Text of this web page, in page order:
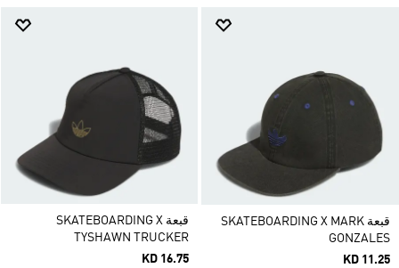
قبعة SKATEBOARDING X MARK
GONZALES
KD 11.25
قبعة SKATEBOARDING X
TYSHAWN TRUCKER
KD 16.75